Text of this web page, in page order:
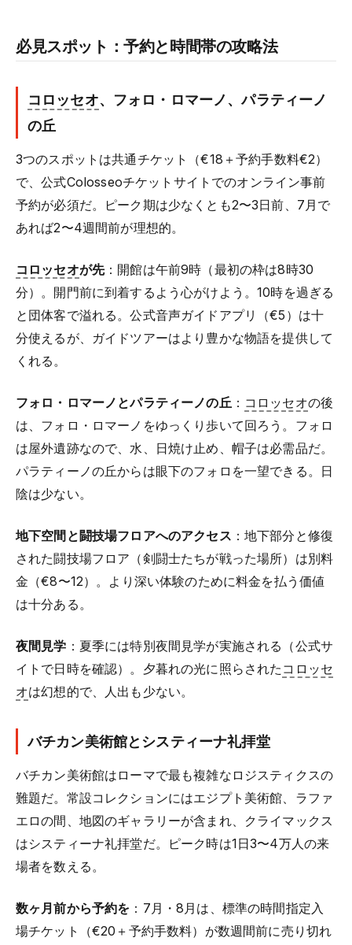
必見スポット：予約と時間帯の攻略法
コロッセオ、フォロ・ロマーノ、パラティーノ
の丘
3つのスポットは共通チケット（€18＋予約手数料€2）
で、公式Colosseoチケットサイトでのオンライン事前
予約が必須だ。ピーク期は少なくとも2〜3日前、7月で
あれば2〜4週間前が理想的。
コロッセオが先：開館は午前9時（最初の枠は8時30
分）。開門前に到着するよう心がけよう。10時を過ぎる
と団体客で溢れる。公式音声ガイドアプリ（€5）は十
分使えるが、ガイドツアーはより豊かな物語を提供して
くれる。
フォロ・ロマーノとパラティーノの丘： コロッセオの後
は、フォロ・ロマーノをゆっくり歩いて回ろう。フォロ
は屋外遺跡なので、水、日焼け止め、帽子は必需品だ。
パラティーノの丘からは眼下のフォロを一望できる。日
陰は少ない。
地下空間と闘技場フロアへのアクセス ：地下部分と修復
された闘技場フロア（剣闘士たちが戦った場所）は別料
金（€8〜12）。より深い体験のために料金を払う価値
は十分ある。
夜間見学 ：夏季には特別夜間見学が実施される（公式サ
イトで日時を確認）。夕暮れの光に照らされた コロッセ
オは幻想的で、人出も少ない。
バチカン美術館とシスティーナ礼拝堂
バチカン美術館はローマで最も複雑なロジスティクスの
難題だ。常設コレクションにはエジプト美術館、ラファ
エロの間、地図のギャラリーが含まれ、クライマックス
はシスティーナ礼拝堂だ。ピーク時は1日3〜4万人の来
場者を数える。
数ヶ月前から予約を ：7月・8月は、標準の時間指定入
場チケット（€20＋予約手数料）が数週間前に売り切れ